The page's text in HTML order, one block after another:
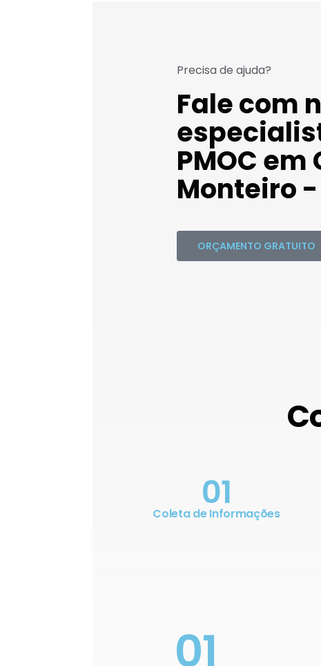
Precisa de ajuda?
Fale com
PMOC em
Monteiro -
ORÇAMENTO GRATUITO
01
Coleta de Informações
01